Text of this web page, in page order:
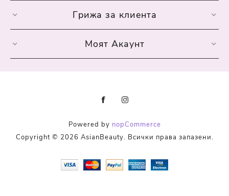
Грижа за клиента
Моят Акаунт
Powered by nopCommerce
Copyright © 2026 AsianBeauty. Всички права запазени.